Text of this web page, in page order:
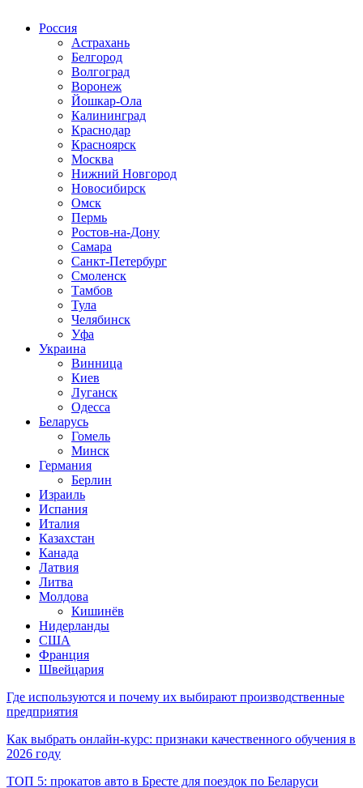
Россия
Астрахань
Белгород
Волгоград
Воронеж
Йошкар-Ола
Калининград
Краснодар
Красноярск
Москва
Нижний Новгород
Новосибирск
Омск
Пермь
Ростов-на-Дону
Самара
Санкт-Петербург
Смоленск
Тамбов
Тула
Челябинск
Уфа
Украина
Винница
Киев
Луганск
Одесса
Беларусь
Гомель
Минск
Германия
Берлин
Израиль
Испания
Италия
Казахстан
Канада
Латвия
Литва
Молдова
Кишинёв
Нидерланды
США
Франция
Швейцария
Где используются и почему их выбирают производственные
предприятия
Как выбрать онлайн-курс: признаки качественного обучения в
2026 году
ТОП 5: прокатов авто в Бресте для поездок по Беларуси